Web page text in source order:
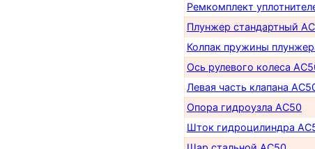
Ремкомплект
Плунжер стандартный
Колпак пружины
Ось рулевого колеса
Левая часть клапана
Опора гидроузла AC50
Шток гидроцилиндра